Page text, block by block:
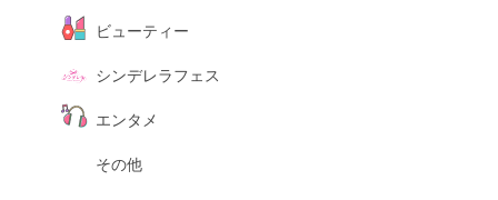
ビューティー
シンデレラフェス
エンタメ
その他